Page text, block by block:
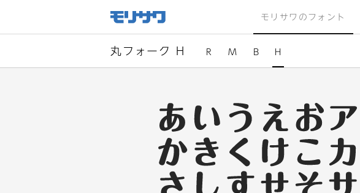
モリサワのフォント
丸フォーク H R M B H